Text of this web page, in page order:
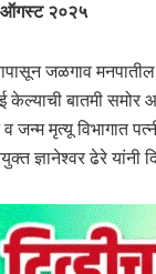
ऑगस्ट २०२५
जळगाव
केल्याची बातमी
व जन्म मृत्यू विभागात
ज्ञानेश्वर ढेरे यांनी